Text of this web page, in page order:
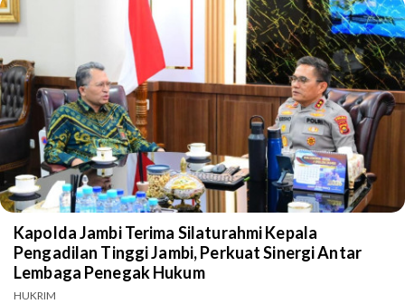
Kapolda Jambi Terima Silaturahmi Kepala
Pengadilan Tinggi Jambi, Perkuat Sinergi Antar
Lembaga Penegak Hukum
HUKRIM